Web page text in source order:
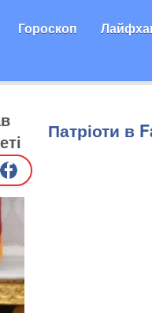
Гороскоп
Патріоти в